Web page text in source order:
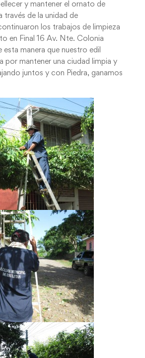
y mantener el ornato de
través de la unidad de
los trabajos de limpieza
en Final 16 Av. Nte. Colonia
esta manera que nuestro edil
por mantener una ciudad limpia y
juntos y con Piedra, ganamos